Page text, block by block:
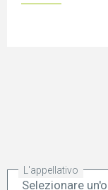
L'appellativo